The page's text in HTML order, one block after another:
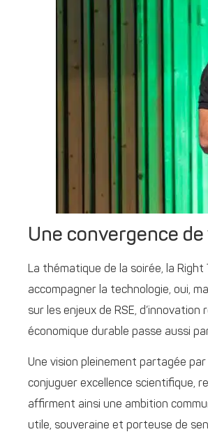
Une convergence
La thématique de la soirée, la
accompagner la technologie, oui,
sur les enjeux de RSE,
économique durable passe aussi
Une vision pleinement partagée par
conjuguer excellence scientifique,
affirment ainsi une ambition
utile, souveraine et porteuse de